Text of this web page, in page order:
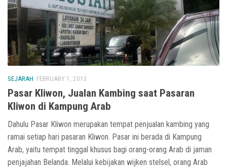
SEJARAH FEBRUARY 1, 2013
Pasar Kliwon, Jualan Kambing saat Pasaran
Kliwon di Kampung Arab
Dahulu Pasar Kliwon merupakan tempat penjualan kambing yang
ramai setiap hari pasaran Kliwon. Pasar ini berada di Kampung
Arab, yaitu tempat tinggal khusus bagi orang-orang Arab di jaman
penjajahan Belanda. Melalui kebijakan wijken stelsel, orang Arab